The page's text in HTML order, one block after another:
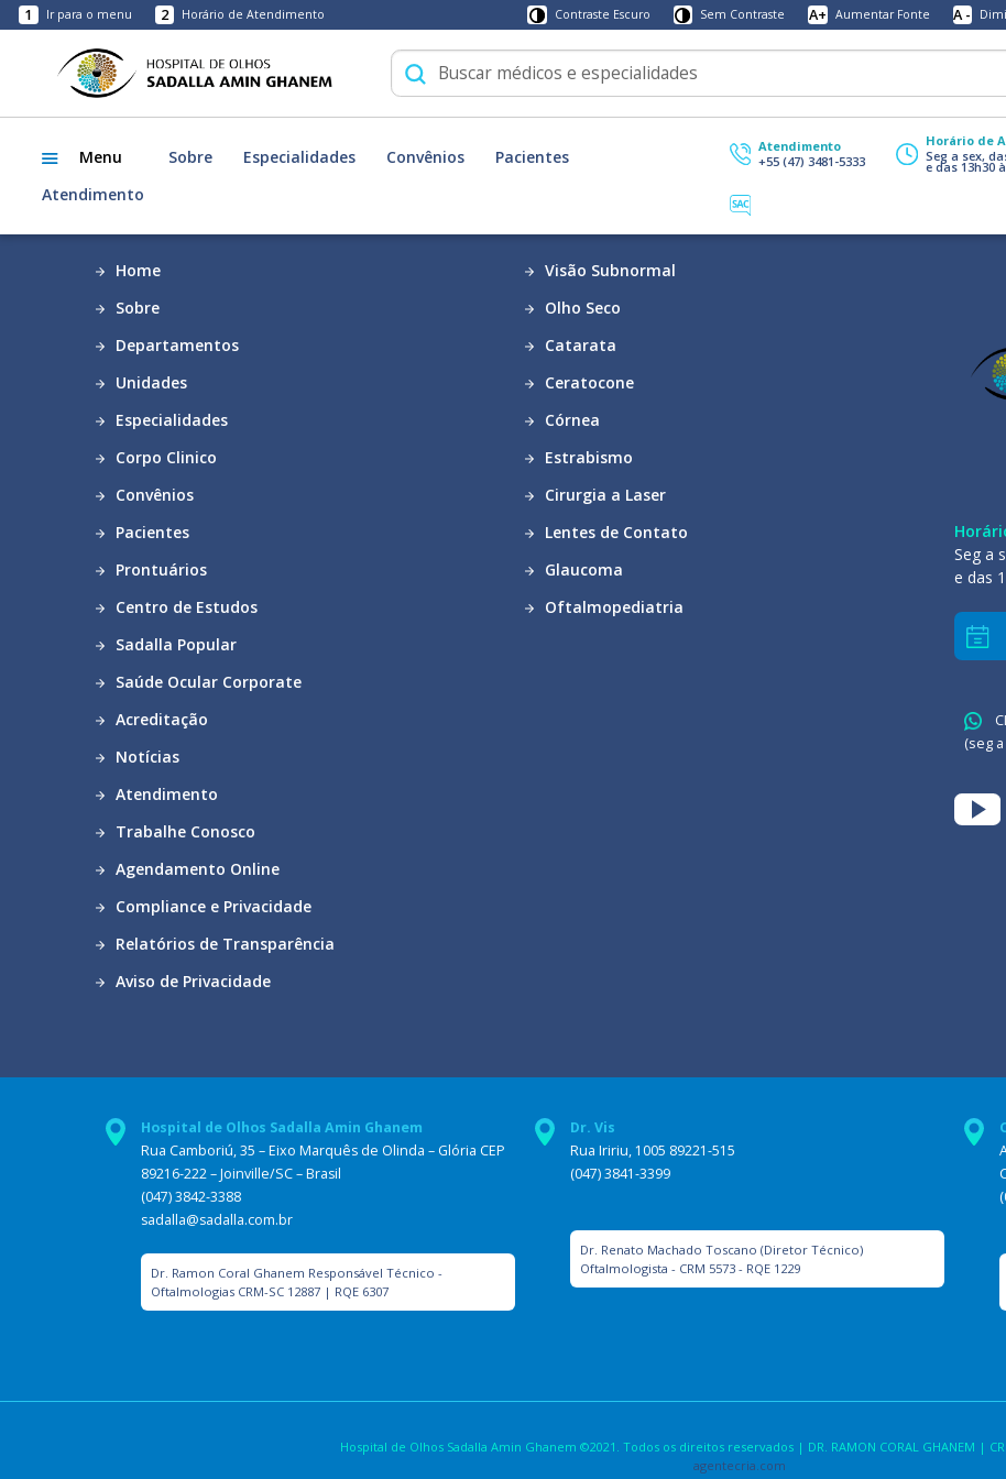
1 Ir para o menu 2 Horário de Atendimento Contraste Escuro Sem Contraste A+ Aumentar Fonte A -
Menu Sobre Especialidades Convênios
Pacientes
Atendimento
Atendimento
+55 (47) 3481-5333
Horário de
Seg a sex,
e das 13h30
Home
Sobre
Departamentos
Unidades
Especialidades
Corpo Clinico
Convênios
Pacientes
Prontuários
Centro de Estudos
Sadalla Popular
Saúde Ocular Corporate
Acreditação
Notícias
Atendimento
Trabalhe Conosco
Agendamento Online
Compliance e Privacidade
Relatórios de Transparência
Aviso de Privacidade
Visão Subnormal
Olho Seco
Catarata
Ceratocone
Córnea
Estrabismo
Cirurgia a Laser
Lentes de Contato
Glaucoma
Oftalmopediatria
Seg a
e das
(seg
Hospital de Olhos Sadalla Amin Ghanem
Rua Camboriú, 35 – Eixo Marquês de Olinda – Glória CEP
89216-222 – Joinville/SC – Brasil
(047) 3842-3388
sadalla@sadalla.com.br
Dr. Ramon Coral Ghanem Responsável Técnico -
Oftalmologias CRM-SC 12887 | RQE 6307
Dr. Vis
Rua Iririu, 1005 89221-515
(047) 3841-3399
Dr. Renato Machado Toscano (Diretor Técnico)
Oftalmologista - CRM 5573 - RQE 1229
Hospital de Olhos Sadalla Amin Ghanem ©2021. Todos os direitos reservados | DR. RAMON CORAL GHANEM |
agentecria.com